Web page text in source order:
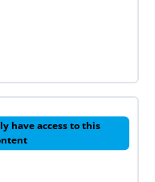
의 마블 인수
– 마블의 지분 매각
have access to this